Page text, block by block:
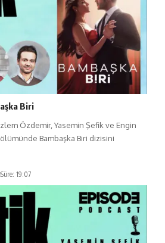
Biri
Özdemir, Yasemin Şefik ve Engin
Bambaşka Biri dizisini
Süre: 19:07